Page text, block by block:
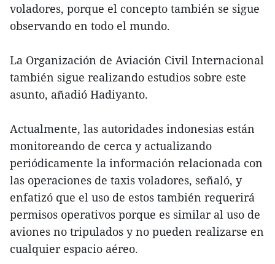
voladores, porque el concepto también se sigue
observando en todo el mundo.
La Organización de Aviación Civil Internacional
también sigue realizando estudios sobre este
asunto, añadió Hadiyanto.
Actualmente, las autoridades indonesias están
monitoreando de cerca y actualizando
periódicamente la información relacionada con
las operaciones de taxis voladores, señaló, y
enfatizó que el uso de estos también requerirá
permisos operativos porque es similar al uso de
aviones no tripulados y no pueden realizarse en
cualquier espacio aéreo.